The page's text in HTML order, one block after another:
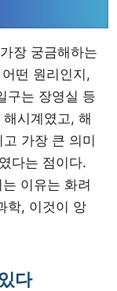
장 궁금해하는
떤 원리인지,
구는 장영실 등
시계였고, 해
가장 큰 의미
다는 점이다.
이유는 화려
학, 이것이 앙
다